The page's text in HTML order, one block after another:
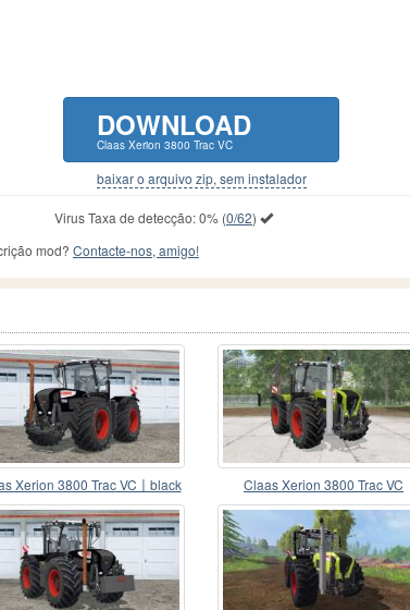
DOWNLOAD
Claas Xerion 3800 Trac VC
baixar o arquivo zip, sem instalador
Virus Taxa de detecção:0%(0/62)
mod? Contacte-nos, amigo!
Xerion 3800 Trac VC〡black Claas Xerion 3800 Trac VC